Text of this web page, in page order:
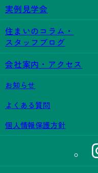
実例見学会
住まいのコラム・
スタッフブログ
会社案内・アクセス
お知らせ
よくある質問
個人情報保護方針